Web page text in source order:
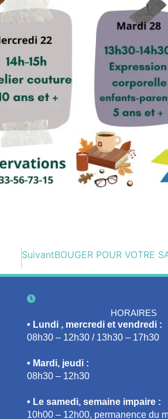
SuivantBOUGER POUR VOTRE
HORAIRES
• Lundi , mercredi et vendredi :
08h30 – 12h30 / 13h30 – 17h30
• Mardi, jeudi :
08h30 – 12h30
• Le samedi, semaine impaire :
10h00 – 12h00, permanence du